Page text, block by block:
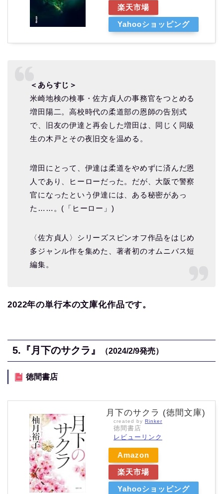
楽天市場
Yahooショッピング
＜あらすじ＞
米崎地検の検事・佐方貞人の事務官をつとめる
増田陽二。高校時代の柔道部の恩師の告別式
で、旧友の伊達と再会した増田は、同じく同級
生の木戸とその夜旧交を温める。
増田にとって、伊達は柔道をやめずに済んだ恩
人であり、ヒーローだった。だが、大阪で警察
官になったという伊達には、ある秘密があっ
た……。(「ヒーロー」)
〈佐方貞人〉シリーズスピンオフ作品をはじめ
多ジャンル作を集めた、著者初のオムニバス短
編集。
2022年の単行本の文庫化作品です。
5.『月下のサクラ』 （2024/2/9発売）
徳間書店
月下のサクラ (徳間文庫)
created by Rinker
徳間書店
レビューリンク
Amazon
楽天市場
Yahooショッピング